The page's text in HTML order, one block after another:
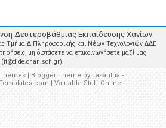
Δευτεροβάθμιας Εκπαίδευσης Χανίων
Τμήμα Δ Πληροφορικής και Νέων Τεχνολογιών ΔΔΕ
μη διστάσετε να επικοινωνήσετε μαζί μας
(it@dide.chan.sch.gr).
| Blogger Theme byLasantha -
|Valuable Stuff Online